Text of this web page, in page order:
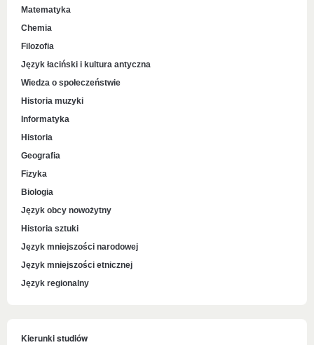
Matematyka
Chemia
Filozofia
Język łaciński i kultura antyczna
Wiedza o społeczeństwie
Historia muzyki
Informatyka
Historia
Geografia
Fizyka
Biologia
Język obcy nowożytny
Historia sztuki
Język mniejszości narodowej
Język mniejszości etnicznej
Język regionalny
Kierunki studiów